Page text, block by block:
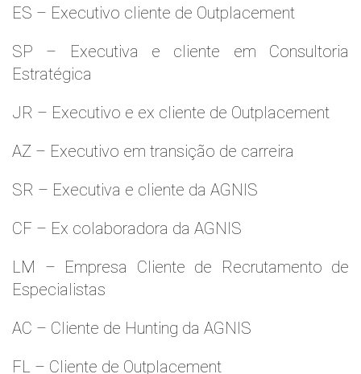
ES – Executivo cliente de Outplacement
SP – Executiva e cliente em Consultoria
Estratégica
JR – Executivo e ex cliente de Outplacement
AZ – Executivo em transição de carreira
SR – Executiva e cliente da AGNIS
CF – Ex colaboradora da AGNIS
LM – Empresa Cliente de Recrutamento de
Especialistas
AC – Cliente de Hunting da AGNIS
FL – Cliente de Outplacement